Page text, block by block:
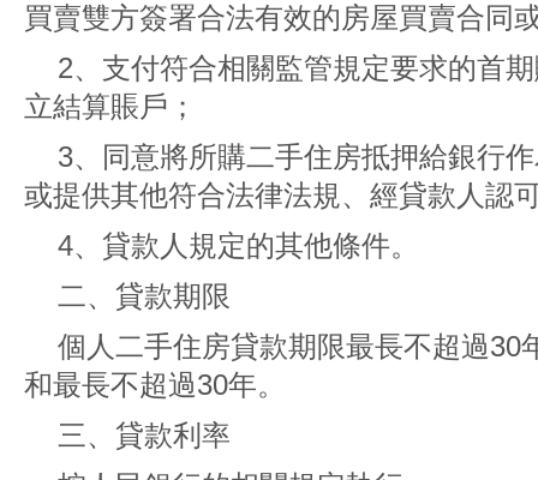
買賣雙方簽署合法有效的房屋買賣合同
2、支付符合相關監管規定要求的首
立結算賬戶；
3、同意將所購二手住房抵押給銀行
或提供其他符合法律法規、經貸款人認
4、貸款人規定的其他條件。
二、貸款期限
個人二手住房貸款期限最長不超過30
和最長不超過30年。
三、貸款利率